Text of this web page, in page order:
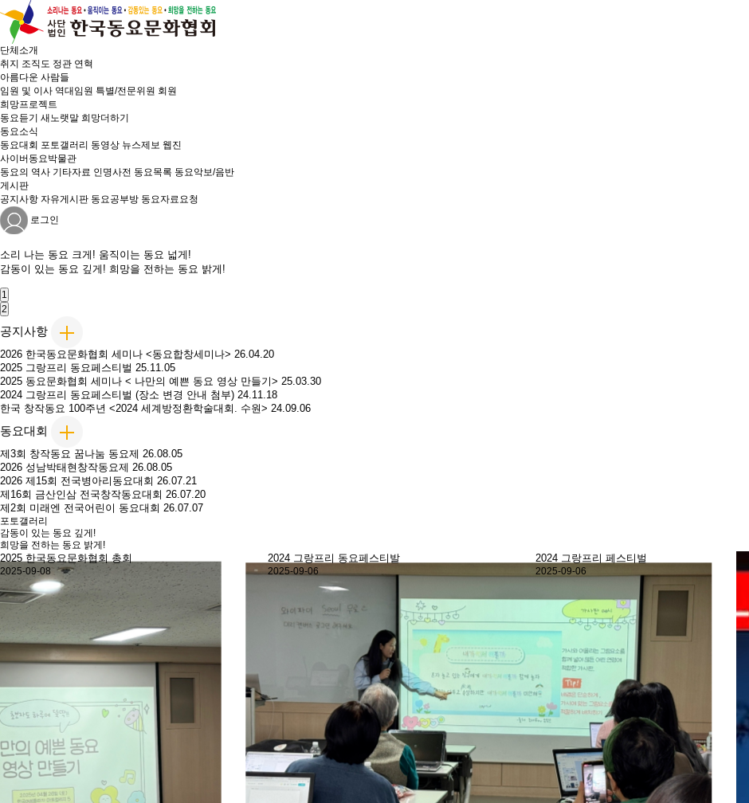
단체소개
취지 조직도 정관 연혁
아름다운 사람들
임원 및 이사 역대임원 특별/전문위원 회원
희망프로젝트
동요듣기 새노랫말 희망더하기
동요소식
동요대회 포토갤러리 동영상 뉴스제보 웹진
사이버동요박물관
동요의 역사 기타자료 인명사전 동요목록 동요악보/음반
게시판
공지사항 자유게시판 동요공부방 동요자료요청
로그인
소리 나는 동요 크게! 움직이는 동요 넓게!
감동이 있는 동요 깊게! 희망을 전하는 동요 밝게!
1
2
공지사항
2026 한국동요문화협회 세미나 <동요합창세미나> 26.04.20
2025 그랑프리 동요페스티벌 25.11.05
2025 동요문화협회 세미나 < 나만의 예쁜 동요 영상 만들기> 25.03.30
2024 그랑프리 동요페스티벌 (장소 변경 안내 첨부) 24.11.18
한국 창작동요 100주년 <2024 세계방정환학술대회. 수원> 24.09.06
동요대회
제3회 창작동요 꿈나눔 동요제 26.08.05
2026 성남박태현창작동요제 26.08.05
2026 제15회 전국병아리동요대회 26.07.21
제16회 금산인삼 전국창작동요대회 26.07.20
제2회 미래엔 전국어린이 동요대회 26.07.07
포토갤러리
감동이 있는 동요 깊게!
희망을 전하는 동요 밝게!
2024 그랑프리 동요페스티발
2025-09-06
2024 그랑프리 페스티벌
2025-09-06
2023 통일희망동요제
2023-11-16